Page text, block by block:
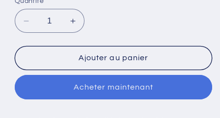
Réduire
la
quantité
Badge
Augmenter
la
quantité
de
Badge
Deneuve
Ajouter au panier
Acheter maintenant